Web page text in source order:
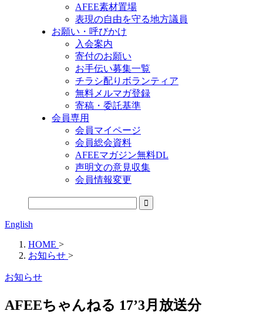
AFEE素材置場
表現の自由を守る地方議員
お願い・呼びかけ
入会案内
寄付のお願い
お手伝い募集一覧
チラシ配りボランティア
無料メルマガ登録
寄稿・委託基準
会員専用
会員マイページ
会員総会資料
AFEEマガジン無料DL
声明文の意見収集
会員情報変更
English
HOME >
お知らせ >
お知らせ
AFEEちゃんねる 17’3月放送分